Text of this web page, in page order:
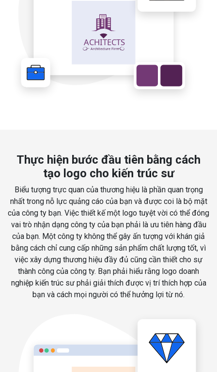
Thực hiện bước đầu tiên bằng cách
tạo logo cho kiến trúc sư
Biểu tượng trực quan của thương hiệu là phần quan trọng
nhất trong nỗ lực quảng cáo của bạn và được coi là bộ mặt
của công ty bạn. Việc thiết kế một logo tuyệt vời có thể đóng
vai trò nhận dạng công ty của bạn phải là ưu tiên hàng đầu
của bạn. Một công ty không thể gây ấn tượng với khán giả
bằng cách chỉ cung cấp những sản phẩm chất lượng tốt, vì
việc xây dựng thương hiệu đầy đủ cũng cần thiết cho sự
thành công của công ty. Bạn phải hiểu rằng logo doanh
nghiệp kiến trúc sư phải giải thích được vị trí thích hợp của
bạn và cách mọi người có thể hưởng lợi từ nó.